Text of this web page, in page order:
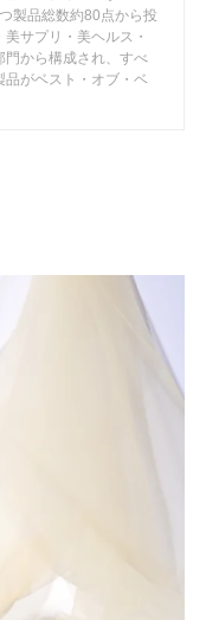
製品総数約80点から投
サプリ・美ヘルス・
門から構成され、すべ
品がベスト・オブ・ベ